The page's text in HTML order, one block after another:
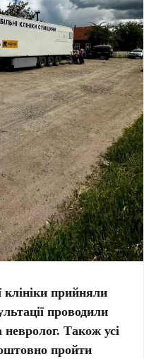
клініки прийняли
проводили
невролог. Також усі
пройти